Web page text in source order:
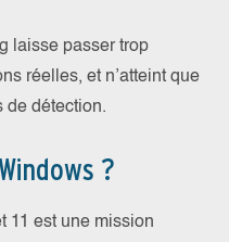
laisse passer trop
réelles, et n’atteint que
de détection.
?
11 est une mission